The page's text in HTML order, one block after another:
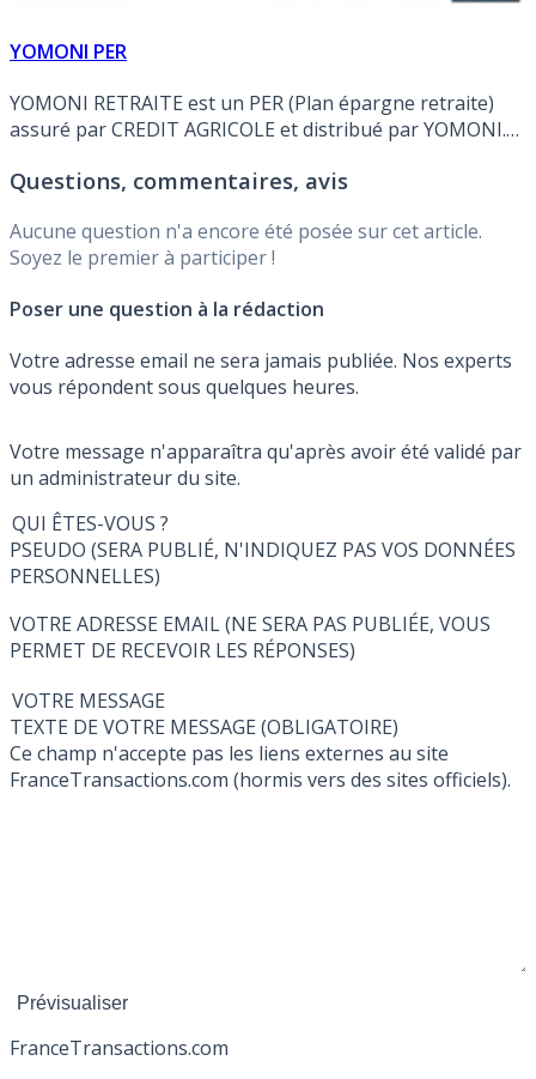
YOMONI PER
YOMONI RETRAITE est un PER (Plan épargne retraite)
assuré par CREDIT AGRICOLE et distribué par YOMONI.
Questions, commentaires, avis
Aucune question n'a encore été posée sur cet article.
Soyez le premier à participer !
Poser une question à la rédaction
Votre adresse email ne sera jamais publiée. Nos experts
vous répondent sous quelques heures.
Votre message n'apparaîtra qu'après avoir été validé par
un administrateur du site.
QUI ÊTES-VOUS ?
PSEUDO (SERA PUBLIÉ, N'INDIQUEZ PAS VOS DONNÉES
PERSONNELLES)
VOTRE ADRESSE EMAIL (NE SERA PAS PUBLIÉE, VOUS
PERMET DE RECEVOIR LES RÉPONSES)
VOTRE MESSAGE
TEXTE DE VOTRE MESSAGE (OBLIGATOIRE)
Ce champ n'accepte pas les liens externes au site
FranceTransactions.com (hormis vers des sites officiels).
FranceTransactions.com